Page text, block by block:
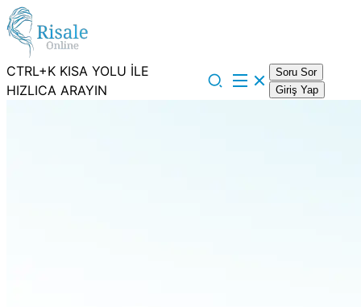
CTRL+K KISA YOLU İLE
HIZLICA ARAYIN
Soru Sor
Giriş Yap